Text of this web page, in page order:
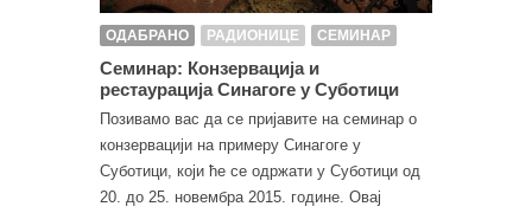
ОДАБРАНО РАДИОНИЦЕ СЕМИНАР
Семинар: Конзервација и
рестаурација Синагоге у Суботици
Позивамо вас да се пријавите на семинар о
конзервацији на примеру Синагоге у
Суботици, који ће се одржати у Суботици од
20. до 25. новембра 2015. године. Овај